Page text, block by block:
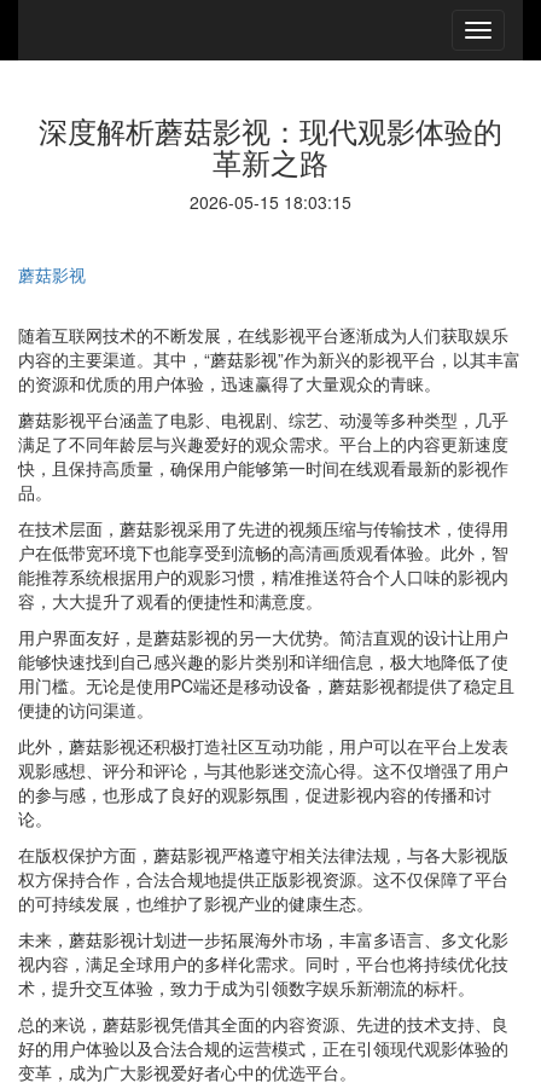
深度解析蘑菇影视：现代观影体验的
革新之路
2026-05-15 18:03:15
蘑菇影视
随着互联网技术的不断发展，在线影视平台逐渐成为人们获取娱乐
内容的主要渠道。其中，“蘑菇影视”作为新兴的影视平台，以其丰富
的资源和优质的用户体验，迅速赢得了大量观众的青睐。
蘑菇影视平台涵盖了电影、电视剧、综艺、动漫等多种类型，几乎
满足了不同年龄层与兴趣爱好的观众需求。平台上的内容更新速度
快，且保持高质量，确保用户能够第一时间在线观看最新的影视作
品。
在技术层面，蘑菇影视采用了先进的视频压缩与传输技术，使得用
户在低带宽环境下也能享受到流畅的高清画质观看体验。此外，智
能推荐系统根据用户的观影习惯，精准推送符合个人口味的影视内
容，大大提升了观看的便捷性和满意度。
用户界面友好，是蘑菇影视的另一大优势。简洁直观的设计让用户
能够快速找到自己感兴趣的影片类别和详细信息，极大地降低了使
用门槛。无论是使用PC端还是移动设备，蘑菇影视都提供了稳定且
便捷的访问渠道。
此外，蘑菇影视还积极打造社区互动功能，用户可以在平台上发表
观影感想、评分和评论，与其他影迷交流心得。这不仅增强了用户
的参与感，也形成了良好的观影氛围，促进影视内容的传播和讨
论。
在版权保护方面，蘑菇影视严格遵守相关法律法规，与各大影视版
权方保持合作，合法合规地提供正版影视资源。这不仅保障了平台
的可持续发展，也维护了影视产业的健康生态。
未来，蘑菇影视计划进一步拓展海外市场，丰富多语言、多文化影
视内容，满足全球用户的多样化需求。同时，平台也将持续优化技
术，提升交互体验，致力于成为引领数字娱乐新潮流的标杆。
总的来说，蘑菇影视凭借其全面的内容资源、先进的技术支持、良
好的用户体验以及合法合规的运营模式，正在引领现代观影体验的
变革，成为广大影视爱好者心中的优选平台。